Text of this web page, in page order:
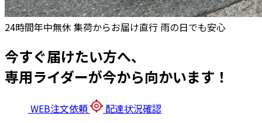
24時間年中無休 集荷からお届け直行 雨の日でも安心
今すぐ届けたい方へ、
専用ライダーが今から向かいます！
WEB注文依頼 配達状況確認